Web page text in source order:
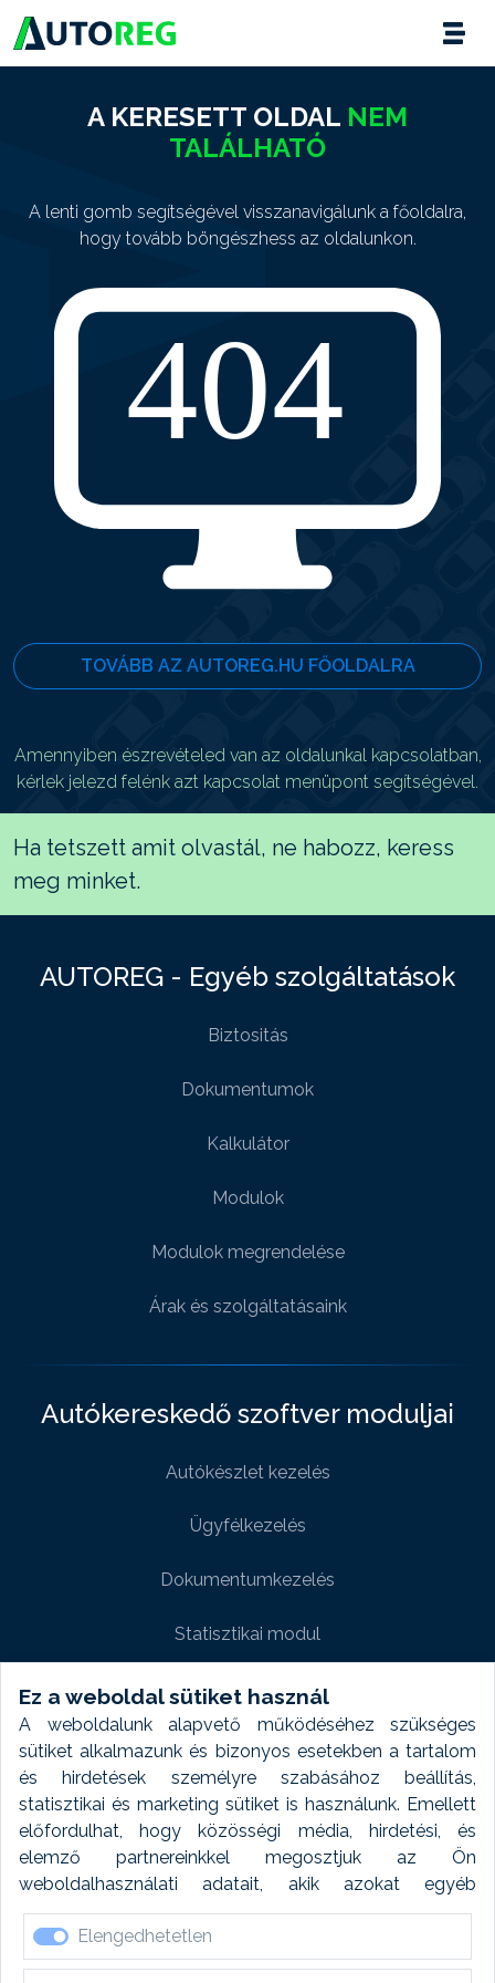
Ez a weboldal sütiket használ
A weboldalunk alapvető működéséhez szükséges
sütiket alkalmazunk és bizonyos esetekben a tartalom
és hirdetések személyre szabásához beállítás,
statisztikai és marketing sütiket is használunk. Emellett
előfordulhat, hogy közösségi média, hirdetési, és
elemző partnereinkkel megosztjuk az Ön
weboldalhasználati adatait, akik azokat egyéb
forrásokból gyűjtött adatokkal kombinálhatják. A sütik
elfogadásával kapcsolatosan naplózást végzünk és
ezen adatokat 6 hónap után automatikusan töröljük. A
Elengedhetetlen
A KERESETT OLDAL NEM
TALÁLHATÓ
A lenti gomb segítségével visszanavigálunk a főoldalra,
hogy tovább böngészhess az oldalunkon.
TOVÁBB AZ AUTOREG.HU FŐOLDALRA
Amennyiben észrevételed van az oldalunkal kapcsolatban,
kérlek jelezd felénk azt kapcsolat menüpont segítségével.
Ha tetszett amit olvastál, ne habozz, keress
meg minket.
AUTOREG - Egyéb szolgáltatások
Biztositás
Dokumentumok
Kalkulátor
Modulok
Modulok megrendelése
Árak és szolgáltatásaink
Autókereskedő szoftver moduljai
Autókészlet kezelés
Ügyfélkezelés
Dokumentumkezelés
Statisztikai modul
Weboldal modul
Fényképtár extra modul
Autómosó modul
Feladatütemezés